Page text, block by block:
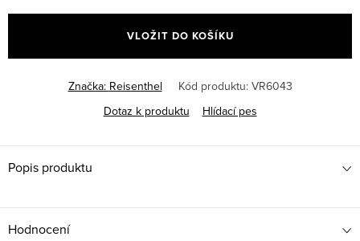
cena:
VLOŽIT DO KOŠÍKU
Značka: Reisenthel Kód produktu: VR6043
Dotaz k produktu
Hlídací pes
Popis produktu
Hodnocení